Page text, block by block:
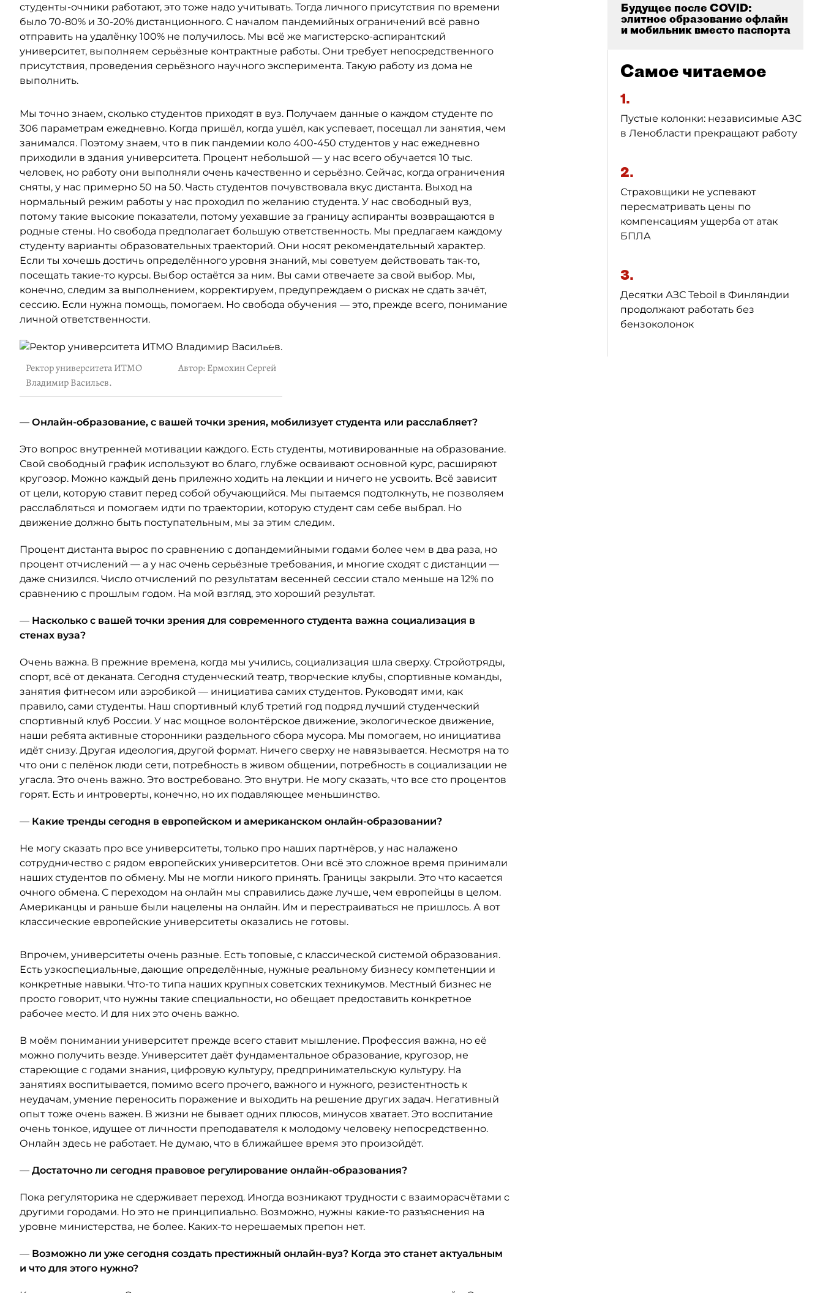
студенты-очники работают, это тоже надо учитывать. Тогда личного присутствия по времени
было 70-80% и 30-20% дистанционного. С началом пандемийных ограничений всё равно
отправить на удалёнку 100% не получилось. Мы всё же магистерско-аспирантский
университет, выполняем серьёзные контрактные работы. Они требует непосредственного
присутствия, проведения серьёзного научного эксперимента. Такую работу из дома не
выполнить.
Мы точно знаем, сколько студентов приходят в вуз. Получаем данные о каждом студенте по
306 параметрам ежедневно. Когда пришёл, когда ушёл, как успевает, посещал ли занятия, чем
занимался. Поэтому знаем, что в пик пандемии коло 400-450 студентов у нас ежедневно
приходили в здания университета. Процент небольшой — у нас всего обучается 10 тыс.
человек, но работу они выполняли очень качественно и серьёзно. Сейчас, когда ограничения
сняты, у нас примерно 50 на 50. Часть студентов почувствовала вкус дистанта. Выход на
нормальный режим работы у нас проходил по желанию студента. У нас свободный вуз,
потому такие высокие показатели, потому уехавшие за границу аспиранты возвращаются в
родные стены. Но свобода предполагает большую ответственность. Мы предлагаем каждому
студенту варианты образовательных траекторий. Они носят рекомендательный характер.
Если ты хочешь достичь определённого уровня знаний, мы советуем действовать так-то,
посещать такие-то курсы. Выбор остаётся за ним. Вы сами отвечаете за свой выбор. Мы,
конечно, следим за выполнением, корректируем, предупреждаем о рисках не сдать зачёт,
сессию. Если нужна помощь, помогаем. Но свобода обучения — это, прежде всего, понимание
личной ответственности.
Ректор университета ИТМО
Владимир Васильев.
Автор: Ермохин Сергей
— Онлайн-образование, с вашей точки зрения, мобилизует студента или расслабляет?
Это вопрос внутренней мотивации каждого. Есть студенты, мотивированные на образование.
Свой свободный график используют во благо, глубже осваивают основной курс, расширяют
кругозор. Можно каждый день прилежно ходить на лекции и ничего не усвоить. Всё зависит
от цели, которую ставит перед собой обучающийся. Мы пытаемся подтолкнуть, не позволяем
расслабляться и помогаем идти по траектории, которую студент сам себе выбрал. Но
движение должно быть поступательным, мы за этим следим.
Процент дистанта вырос по сравнению с допандемийными годами более чем в два раза, но
процент отчислений — а у нас очень серьёзные требования, и многие сходят с дистанции —
даже снизился. Число отчислений по результатам весенней сессии стало меньше на 12% по
сравнению с прошлым годом. На мой взгляд, это хороший результат.
— Насколько с вашей точки зрения для современного студента важна социализация в
стенах вуза?
Очень важна. В прежние времена, когда мы учились, социализация шла сверху. Стройотряды,
спорт, всё от деканата. Сегодня студенческий театр, творческие клубы, спортивные команды,
занятия фитнесом или аэробикой — инициатива самих студентов. Руководят ими, как
правило, сами студенты. Наш спортивный клуб третий год подряд лучший студенческий
спортивный клуб России. У нас мощное волонтёрское движение, экологическое движение,
наши ребята активные сторонники раздельного сбора мусора. Мы помогаем, но инициатива
идёт снизу. Другая идеология, другой формат. Ничего сверху не навязывается. Несмотря на то
что они с пелёнок люди сети, потребность в живом общении, потребность в социализации не
угасла. Это очень важно. Это востребовано. Это внутри. Не могу сказать, что все сто процентов
горят. Есть и интроверты, конечно, но их подавляющее меньшинство.
— Какие тренды сегодня в европейском и американском онлайн-образовании?
Не могу сказать про все университеты, только про наших партнёров, у нас налажено
сотрудничество с рядом европейских университетов. Они всё это сложное время принимали
наших студентов по обмену. Мы не могли никого принять. Границы закрыли. Это что касается
очного обмена. С переходом на онлайн мы справились даже лучше, чем европейцы в целом.
Американцы и раньше были нацелены на онлайн. Им и перестраиваться не пришлось. А вот
классические европейские университеты оказались не готовы.
Впрочем, университеты очень разные. Есть топовые, с классической системой образования.
Есть узкоспециальные, дающие определённые, нужные реальному бизнесу компетенции и
конкретные навыки. Что-то типа наших крупных советских техникумов. Местный бизнес не
просто говорит, что нужны такие специальности, но обещает предоставить конкретное
рабочее место. И для них это очень важно.
В моём понимании университет прежде всего ставит мышление. Профессия важна, но её
можно получить везде. Университет даёт фундаментальное образование, кругозор, не
стареющие с годами знания, цифровую культуру, предпринимательскую культуру. На
занятиях воспитывается, помимо всего прочего, важного и нужного, резистентность к
неудачам, умение переносить поражение и выходить на решение других задач. Негативный
опыт тоже очень важен. В жизни не бывает одних плюсов, минусов хватает. Это воспитание
очень тонкое, идущее от личности преподавателя к молодому человеку непосредственно.
Онлайн здесь не работает. Не думаю, что в ближайшее время это произойдёт.
— Достаточно ли сегодня правовое регулирование онлайн-образования?
Пока регуляторика не сдерживает переход. Иногда возникают трудности с взаиморасчётами с
другими городами. Но это не принципиально. Возможно, нужны какие-то разъяснения на
уровне министерства, не более. Каких-то нерешаемых препон нет.
— Возможно ли уже сегодня создать престижный онлайн-вуз? Когда это станет актуальным
и что для этого нужно?
Будущее после COVID:
элитное образование офлайн
и мобильник вместо паспорта
Самое читаемое
1.
Пустые колонки: независимые АЗС
в Ленобласти прекращают работу
2.
Страховщики не успевают
пересматривать цены по
компенсациям ущерба от атак
БПЛА
3.
Десятки АЗС Teboil в Финляндии
продолжают работать без
бензоколонок